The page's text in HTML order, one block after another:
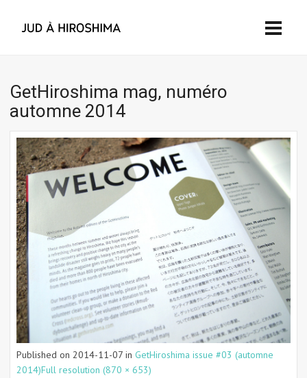
GetHiroshima mag, numéro
automne 2014
Published on 2014-11-07 in GetHiroshima issue #03 (automne
2014)Full resolution (870 × 653)